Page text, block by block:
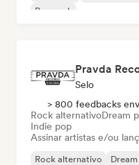
Pop rock
Pravda
Selo
> 800 feedbacks
Rock alternativoDream
Indie pop
Assinar artistas e/ou
Rock alternativo